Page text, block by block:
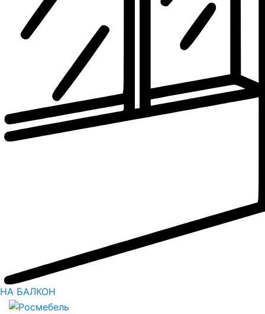
НА БАЛКОН